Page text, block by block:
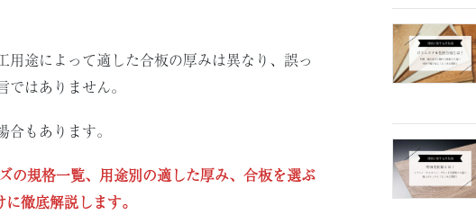
途によって適した合板の厚みは異なり、誤っ
はありません。
もあります。
の規格一覧、用途別の適した厚み、合板を選ぶ
徹底解説します。